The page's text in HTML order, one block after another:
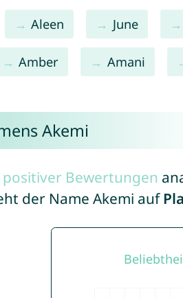
Aleen June
Amber Amani
Akemi
Bewertungen
der Name Akemi auf